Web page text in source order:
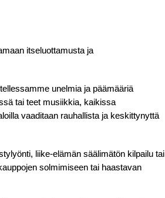
itseluottamusta ja
unelmia ja päämääriä
tai teet musiikkia, kaikissa
vaaditaan rauhallista ja keskittynyttä
liike-elämän säälimätön kilpailu tai
solmimiseen tai haastavan